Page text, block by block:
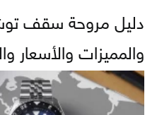
دليل مروحة سقف
والمميزات والأسعار